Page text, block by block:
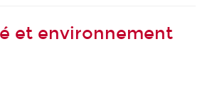
et environnement